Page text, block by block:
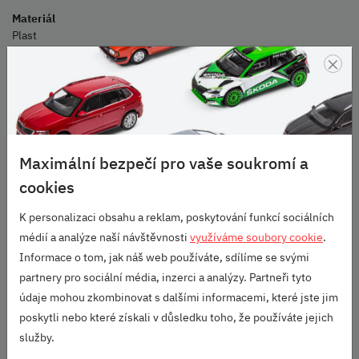
Materiál
Plast
1064 x 1006 x 100 mm
Obsah sady
Plastová vana do zavazadlového prostoru, montážní návod.
Hmotnost
5,8 kg
Údržba
Běžné saponátové mycí prostředky. Nepoužívat abrazivní čisticí
prostředky nebo rozpouštědla.
Omezení
Tento díl je kompatibilní s vozy Rapid a vozy Rapid vyrobenými v
Určeno pro:
Rapid (2012-2020)
Parametry
×
Maximální bezpečí pro vaše soukromí a
cookies
K personalizaci obsahu a reklam, poskytování funkcí sociálních
médií a analýze naší návštěvnosti využíváme soubory cookie.
Informace o tom, jak náš web používáte, sdílíme se svými
partnery pro sociální média, inzerci a analýzy. Partneři tyto
údaje mohou zkombinovat s dalšími informacemi, které jste jim
poskytli nebo které získali v důsledku toho, že používáte jejich
služby.